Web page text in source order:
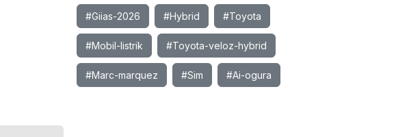
#Giias-2026 #Hybrid #Toyota
#Mobil-listrik #Toyota-veloz-hybrid
#Marc-marquez #Sim #Ai-ogura